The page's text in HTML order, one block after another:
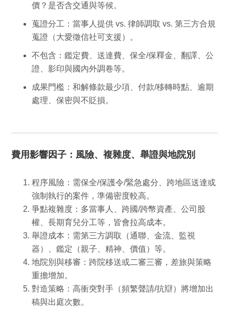
價？是否含交通與等候。
蒐證分工 ：當事人提供 vs. 律師調取 vs. 第三方合規
蒐證（大愛徵信社可支援）。
不包含 ：鑑定費、送達費、保全/保釋金、翻譯、公
證、影印與國內外調卷等。
成果門檻 ：和解條款最少項、付款/移轉時點、逾期
處理、保密與不貶損。
費用影響因子：風險、複雜度、舉證與地院別
程序風險： 需保全/保護令/緊急處分、跨地區送達或
強制執行的案件，準備密度較高。
爭點複雜度： 多當事人、跨國/跨幣資產、公司股
權、長期育兒分工等，皆會拉高成本。
舉證成本： 需第三方調取（通聯、金流、監視
器）、鑑定（親子、精神、價值）等。
地院別與移審： 跨院移送或二審三審，差旅與策略
重擔增加。
對造策略：高衝突對手（頻繁聲請/抗辯）將增加出
稿與出庭次數。